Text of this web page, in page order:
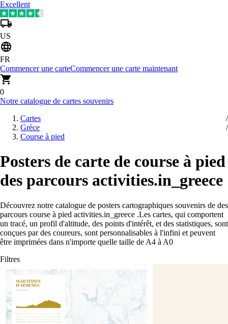
Excellent
US
FR
Commencer une carteCommencer une carte maintenant
0
Notre catalogue de cartes souvenirs
Cartes
Grèce
Course à pied
Posters de carte de course à pied
des parcours activities.in_greece
Découvrez notre catalogue de posters cartographiques souvenirs de des
parcours course à pied activities.in_greece .Les cartes, qui comportent
un tracé, un profil d'altitude, des points d'intérêt, et des statistiques, sont
conçues par des coureurs, sont personnalisables à l'infini et peuvent
être imprimées dans n'importe quelle taille de A4 à A0
Filtres